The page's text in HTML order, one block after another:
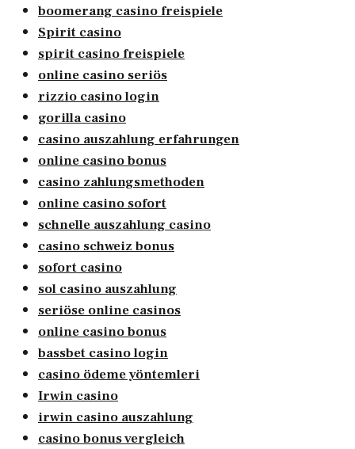
boomerang casino freispiele
Spirit casino
spirit casino freispiele
online casino seriös
rizzio casino login
gorilla casino
casino auszahlung erfahrungen
online casino bonus
casino zahlungsmethoden
online casino sofort
schnelle auszahlung casino
casino schweiz bonus
sofort casino
sol casino auszahlung
seriöse online casinos
online casino bonus
bassbet casino login
casino ödeme yöntemleri
Irwin casino
irwin casino auszahlung
casino bonus vergleich